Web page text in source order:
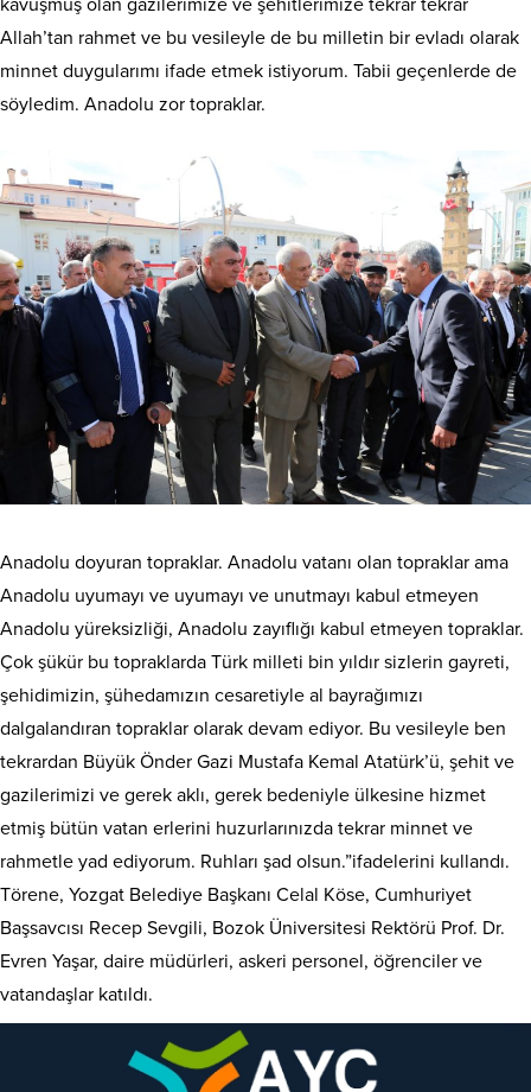
Allah’tan rahmet ve bu vesileyle de bu milletin bir evladı olarak
minnet duygularımı ifade etmek istiyorum. Tabii geçenlerde de
söyledim. Anadolu zor topraklar.
Anadolu doyuran topraklar. Anadolu vatanı olan topraklar ama
Anadolu uyumayı ve uyumayı ve unutmayı kabul etmeyen
Anadolu yüreksizliği, Anadolu zayıflığı kabul etmeyen topraklar.
Çok şükür bu topraklarda Türk milleti bin yıldır sizlerin gayreti,
şehidimizin, şühedamızın cesaretiyle al bayrağımızı
dalgalandıran topraklar olarak devam ediyor. Bu vesileyle ben
tekrardan Büyük Önder Gazi Mustafa Kemal Atatürk’ü, şehit ve
gazilerimizi ve gerek aklı, gerek bedeniyle ülkesine hizmet
etmiş bütün vatan erlerini huzurlarınızda tekrar minnet ve
rahmetle yad ediyorum. Ruhları şad olsun.”ifadelerini kullandı.
Törene, Yozgat Belediye Başkanı Celal Köse, Cumhuriyet
Başsavcısı Recep Sevgili, Bozok Üniversitesi Rektörü Prof. Dr.
Evren Yaşar, daire müdürleri, askeri personel, öğrenciler ve
vatandaşlar katıldı.